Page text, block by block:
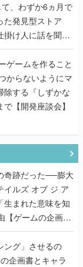
て、わずか6ヵ月で
た発見型ストア
掛け人に話を聞い
ゲームを作ること
除する『しずかな
【開発座談会】
奇跡だった──膨大
イルズ オブ ジ ア
生まれた意味を知
【ゲームの企画
ング」させるの
企画書とキャラ